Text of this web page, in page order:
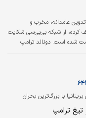
عامدانه، مخرب و
سخنرانی‌اش در ششم ژانویه ۲۰۲۱ توصیف کرده، از شبکه بی‌بی‌سی شکایت
۱۰‌میلیارد دلار غرامت شده است. دونالد ترامپ
آمریکا به‌گونه‌ای تدوین
که به تازگی ثبت شده است،
با بزرگ‌ترین بحران
ترامپ